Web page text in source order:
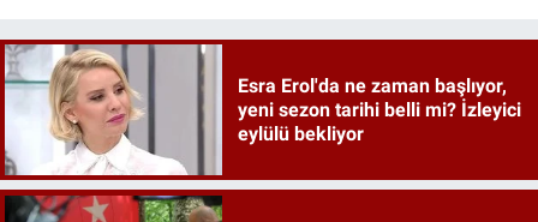
Esra Erol'da ne zaman başlıyor,
yeni sezon tarihi belli mi? İzleyici
eylülü bekliyor